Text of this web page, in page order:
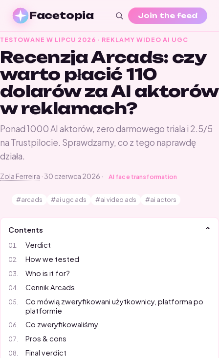
TESTOWANE W LIPCU 2026 · REKLAMY WIDEO AI UGC
Recenzja Arcads: czy
warto płacić 110
dolarów za AI aktorów
w reklamach?
Ponad 1000 AI aktorów, zero darmowego triala i 2.5/5
na Trustpilocie. Sprawdzamy, co z tego naprawdę
działa.
Zola Ferreira ·30 czerwca 2026 · AI face transformation
#arcads #ai ugc ads #ai video ads #ai actors
Contents
Verdict
How we tested
Who is it for?
Cennik Arcads
Co mówią zweryfikowani użytkownicy, platforma po
platformie
Co zweryfikowaliśmy
Pros & cons
Final verdict
Facetopia Join the feed